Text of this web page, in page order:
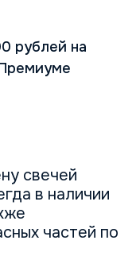
свечей
в наличии
частей по
рублей на